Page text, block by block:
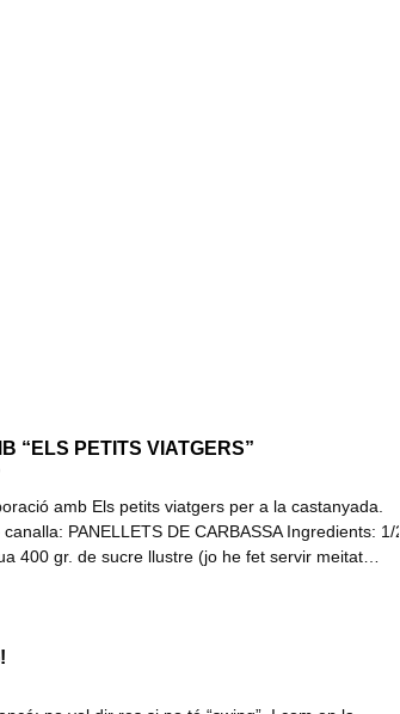
“ELS PETITS VIATGERS”
amb Els petits viatgers per a la castanyada.
PANELLETS DE CARBASSA Ingredients: 1/2
400 gr. de sucre llustre (jo he fet servir meitat…